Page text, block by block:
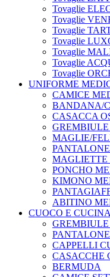
Tovaglie
Tovaglie
Tovaglie
Tovaglie
Tovaglie
Tovaglie
Tovaglie
UNIFORME
CAMICE
BANDANA/
CASACCA
MAGLIE/
MAGLIETTE
PONCHO
KIMONO
ABITINO
CUOCO E CUCINA
GREMBIULE
CAPPELLI
CASACCHE
BERMUDA